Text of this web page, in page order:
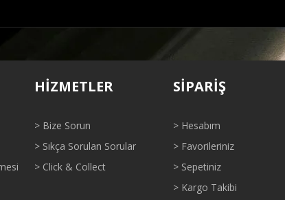
konularda yetersiz gördüğünüz noktaları öneri formunu
HİZMETLER
> Bize Sorun
> Sıkça Sorulan Sorular
> Click & Collect
SİPARİŞ
> Hesabım
> Favorileriniz
> Sepetiniz
> Kargo Takibi